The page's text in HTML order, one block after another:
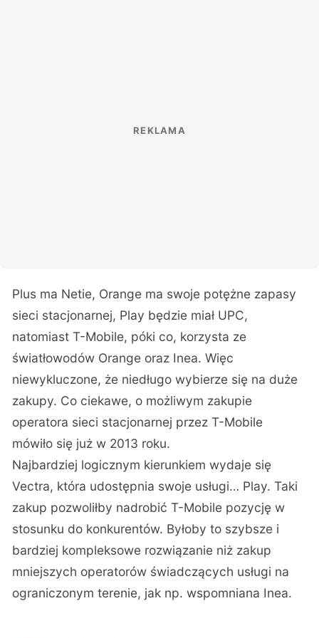
Plus ma Netie, Orange ma swoje potężne zapasy
sieci stacjonarnej, Play będzie miał UPC,
natomiast T-Mobile, póki co, korzysta ze
światłowodów Orange oraz Inea. Więc
niewykluczone, że niedługo wybierze się na duże
zakupy. Co ciekawe, o możliwym zakupie
operatora sieci stacjonarnej przez T-Mobile
mówiło się już w 2013 roku.
Najbardziej logicznym kierunkiem wydaje się
Vectra, która udostępnia swoje usługi… Play. Taki
zakup pozwoliłby nadrobić T-Mobile pozycję w
stosunku do konkurentów. Byłoby to szybsze i
bardziej kompleksowe rozwiązanie niż zakup
mniejszych operatorów świadczących usługi na
ograniczonym terenie, jak np. wspomniana Inea.